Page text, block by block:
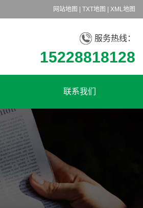
网站地图 TXT地图 XML地图
服务热线：
15228818128
联系我们